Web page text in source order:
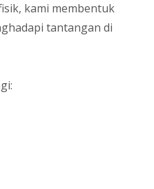
kami membentuk
tantangan di